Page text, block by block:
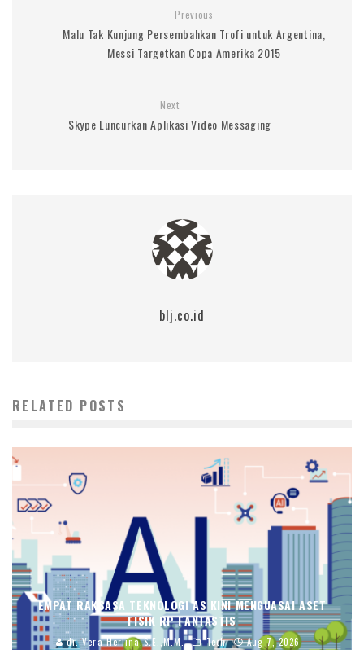
Previous
Malu Tak Kunjung Persembahkan Trofi untuk Argentina,
Messi Targetkan Copa Amerika 2015
Next
Skype Luncurkan Aplikasi Video Messaging
blj.co.id
RELATED POSTS
EMPAT RAKSASA TEKNOLOGI AS KINI MENGUASAI ASET
FISIK RP FANTASTIS
dr. Vera Herlina,S.E.,M.M. Tech Aug 7, 2026